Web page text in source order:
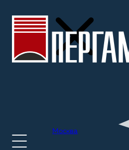
Москва